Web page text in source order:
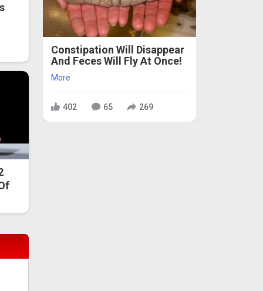
Constipation Will Disappear
And Feces Will Fly At Once!
More
402 65 269